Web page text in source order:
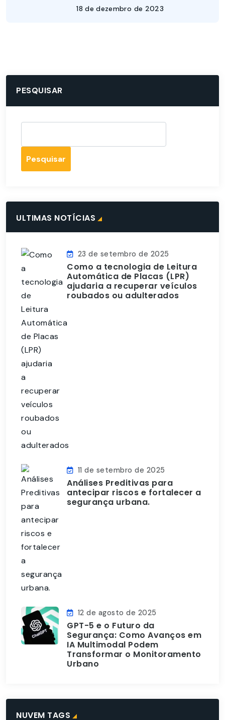
18 de dezembro de 2023
PESQUISAR
Pesquisar
ULTIMAS NOTÍCIAS
23 de setembro de 2025
Como a tecnologia de Leitura
Automática de Placas (LPR)
ajudaria a recuperar veículos
roubados ou adulterados
11 de setembro de 2025
Análises Preditivas para
antecipar riscos e fortalecer a
segurança urbana.
12 de agosto de 2025
GPT-5 e o Futuro da
Segurança: Como Avanços em
IA Multimodal Podem
Transformar o Monitoramento
Urbano
NUVEM TAGS